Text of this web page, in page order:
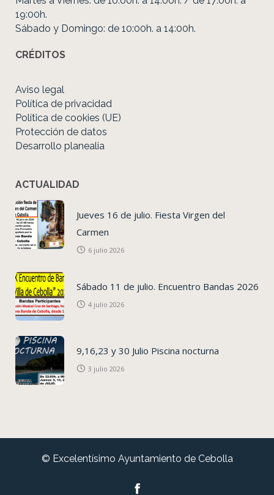
19:00h.
Sábado y Domingo: de 10:00h. a 14:00h.
CRÉDITOS
Aviso legal
Política de privacidad
Política de cookies (UE)
Protección de datos
Desarrollo planealia
ACTUALIDAD
Jueves 16 de julio. Fiesta Virgen del
Carmen
6 julio 2026
Sábado 11 de julio. Encuentro Bandas 2026
4 julio 2026
9,16,23 y 30 Julio Piscina nocturna
3 julio 2026
© Excelentísimo Ayuntamiento de Cebolla